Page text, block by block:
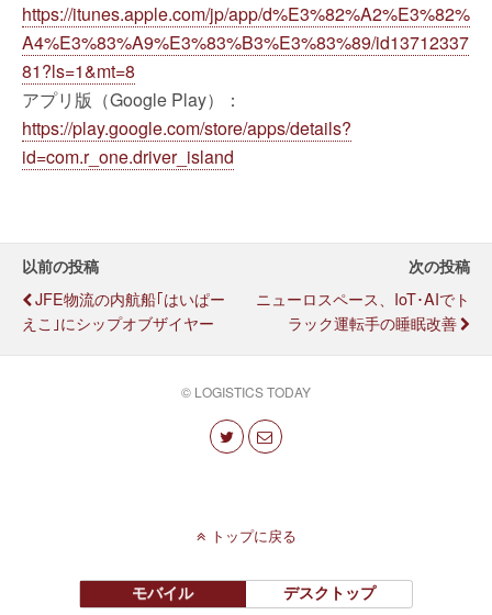
https://itunes.apple.com/jp/app/d%E3%82%A2%E3%82%
A4%E3%83%A9%E3%83%B3%E3%83%89/id13712337
81?ls=1&mt=8
アプリ版（Google Play）：
https://play.google.com/store/apps/details?
id=com.r_one.driver_island
以前の投稿
JFE物流の内航船｢はいぱー
えこ｣にシップオブザイヤー
次の投稿
ニューロスペース、IoT･AIでト
ラック運転手の睡眠改善
© LOGISTICS TODAY
トップに戻る
モバイル デスクトップ